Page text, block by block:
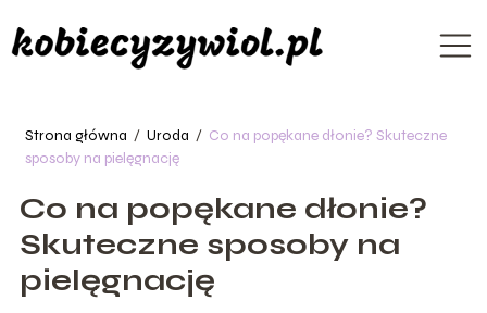
Strona główna / Uroda / Co na popękane dłonie? Skuteczne
sposoby na pielęgnację
Co na popękane dłonie?
Skuteczne sposoby na
pielęgnację